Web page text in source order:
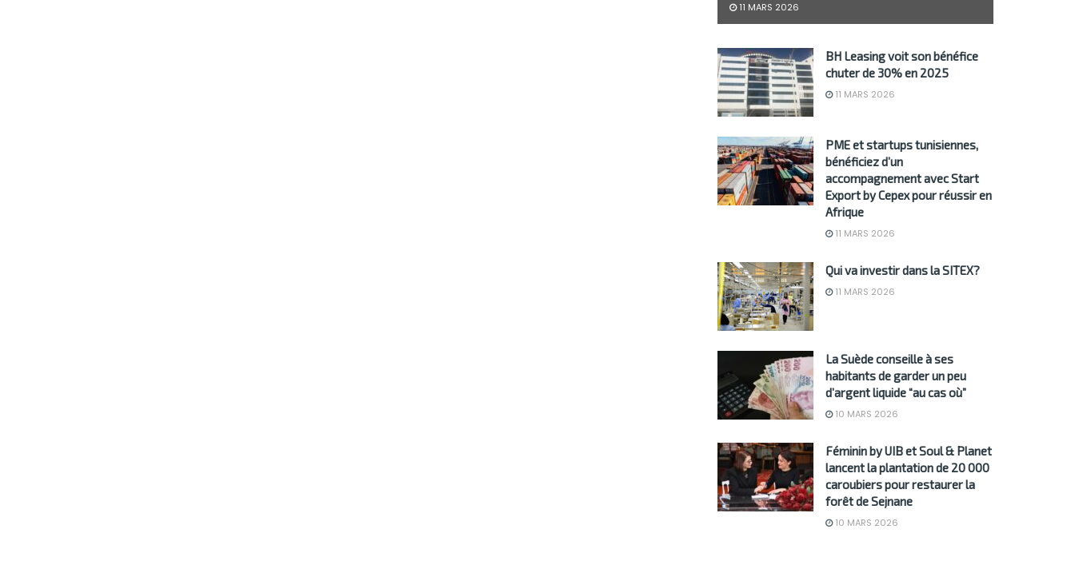
11 MARS 2026
BH Leasing voit son bénéfice
chuter de 30% en 2025
11 MARS 2026
PME et startups tunisiennes,
bénéficiez d’un
accompagnement avec Start
Export by Cepex pour réussir en
Afrique
11 MARS 2026
Qui va investir dans la SITEX?
11 MARS 2026
La Suède conseille à ses
habitants de garder un peu
d’argent liquide “au cas où”
10 MARS 2026
Féminin by UIB et Soul & Planet
lancent la plantation de 20 000
caroubiers pour restaurer la
forêt de Sejnane
10 MARS 2026